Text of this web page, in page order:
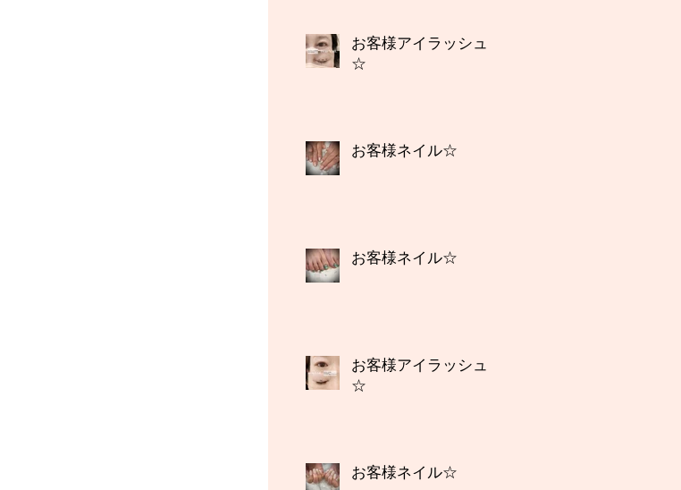
お客様アイラッシュ
☆
お客様ネイル☆
お客様ネイル☆
お客様アイラッシュ
☆
お客様ネイル☆